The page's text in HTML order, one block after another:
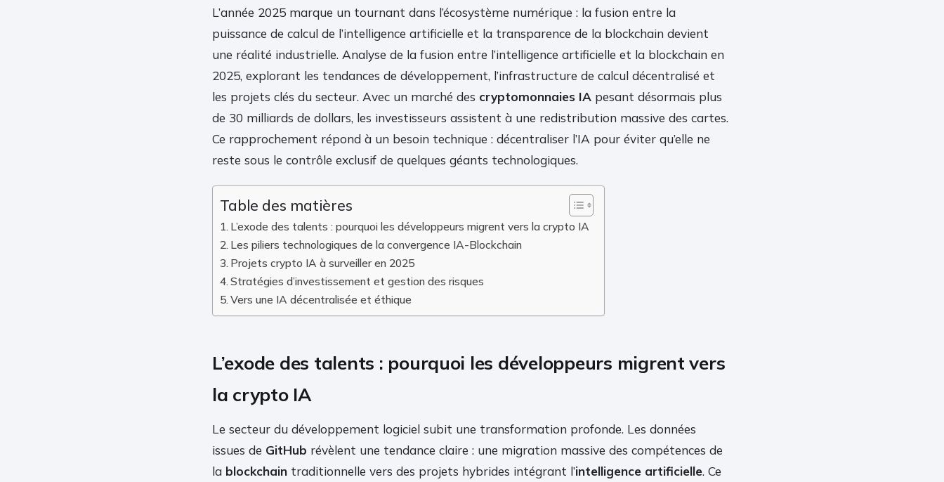
L’année 2025 marque un tournant dans l’écosystème numérique : la fusion entre la
puissance de calcul de l’intelligence artificielle et la transparence de la blockchain devient
une réalité industrielle. Analyse de la fusion entre l’intelligence artificielle et la blockchain en
2025, explorant les tendances de développement, l’infrastructure de calcul décentralisé et
les projets clés du secteur. Avec un marché des cryptomonnaies IA pesant désormais plus
de 30 milliards de dollars, les investisseurs assistent à une redistribution massive des cartes.
Ce rapprochement répond à un besoin technique : décentraliser l’IA pour éviter qu’elle ne
reste sous le contrôle exclusif de quelques géants technologiques.
Table des matières
L’exode des talents : pourquoi les développeurs migrent vers la crypto IA
Les piliers technologiques de la convergence IA-Blockchain
Projets crypto IA à surveiller en 2025
Stratégies d’investissement et gestion des risques
Vers une IA décentralisée et éthique
L’exode des talents : pourquoi les développeurs migrent vers
la crypto IA
Le secteur du développement logiciel subit une transformation profonde. Les données
issues de GitHub révèlent une tendance claire : une migration massive des compétences de
la blockchain traditionnelle vers des projets hybrides intégrant l’intelligence artificielle. Ce